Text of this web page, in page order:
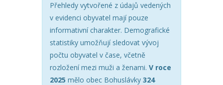
Přehledy vytvořené z údajů vedených
v evidenci obyvatel mají pouze
informativní charakter. Demografické
statistiky umožňují sledovat vývoj
počtu obyvatel v čase, včetně
rozložení mezi muži a ženami. V roce
2025 mělo obec Bohuslávky 324